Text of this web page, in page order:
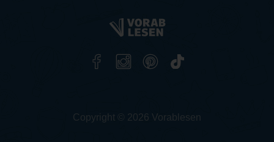
Copyright © 2026 Vorablesen